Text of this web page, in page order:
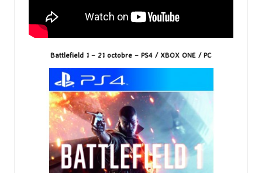
Battlefield 1 – 21 octobre – PS4 / XBOX ONE / PC